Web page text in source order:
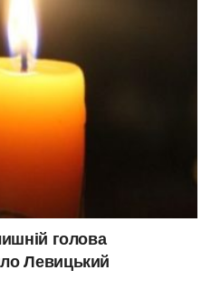
голова
Левицький